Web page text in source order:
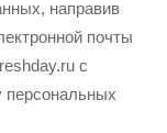
направив
почты
с
персональных